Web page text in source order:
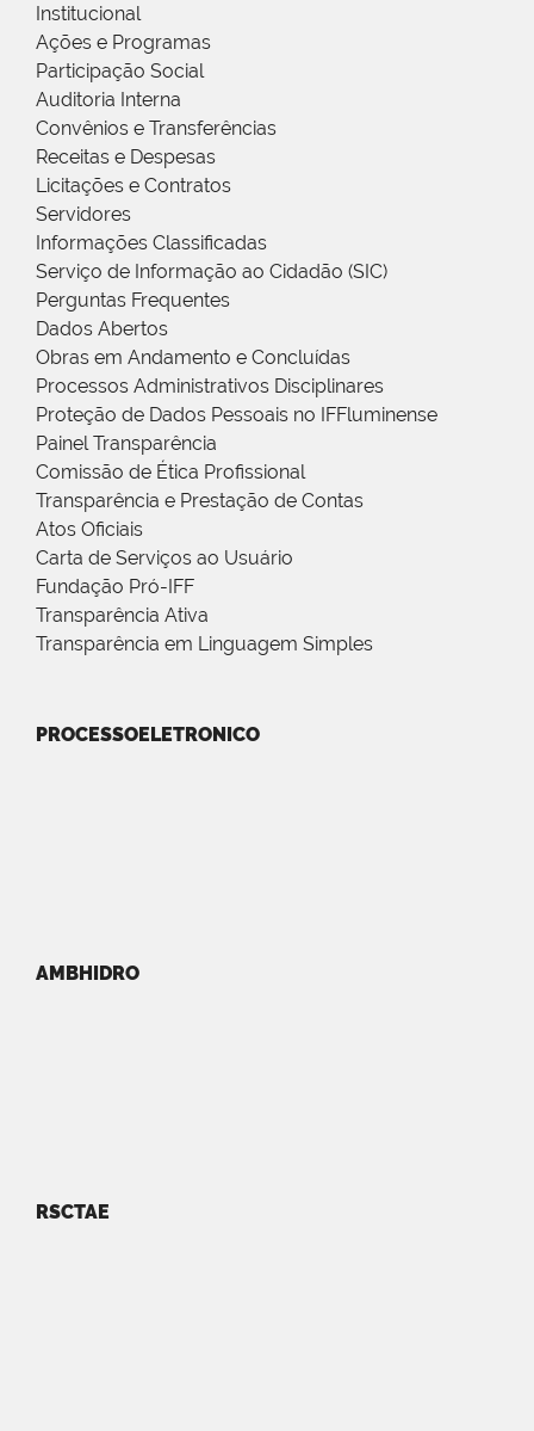
Institucional
Ações e Programas
Participação Social
Auditoria Interna
Convênios e Transferências
Receitas e Despesas
Licitações e Contratos
Servidores
Informações Classificadas
Serviço de Informação ao Cidadão (SIC)
Perguntas Frequentes
Dados Abertos
Obras em Andamento e Concluídas
Processos Administrativos Disciplinares
Proteção de Dados Pessoais no IFFluminense
Painel Transparência
Comissão de Ética Profissional
Transparência e Prestação de Contas
Atos Oficiais
Carta de Serviços ao Usuário
Fundação Pró-IFF
Transparência Ativa
Transparência em Linguagem Simples
PROCESSOELETRONICO
AMBHIDRO
RSCTAE